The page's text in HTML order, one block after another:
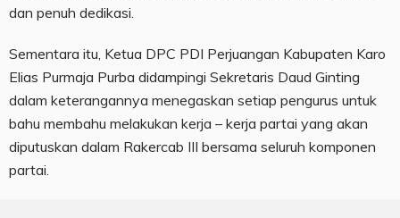
dan penuh dedikasi.
Sementara itu, Ketua DPC PDI Perjuangan Kabupaten Karo
Elias Purmaja Purba didampingi Sekretaris Daud Ginting
dalam keterangannya menegaskan setiap pengurus untuk
bahu membahu melakukan kerja – kerja partai yang akan
diputuskan dalam Rakercab III bersama seluruh komponen
partai.